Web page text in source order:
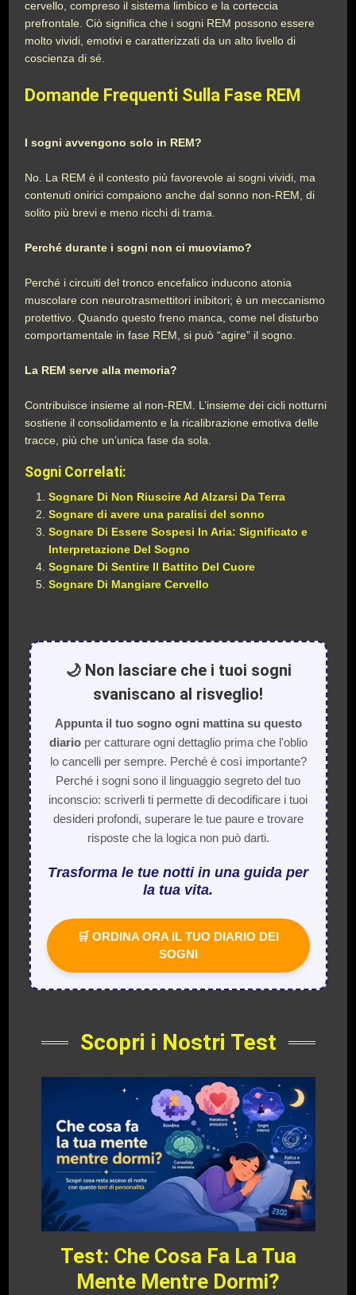
cervello, compreso il sistema limbico e la corteccia
prefrontale. Ciò significa che i sogni REM possono essere
molto vividi, emotivi e caratterizzati da un alto livello di
coscienza di sé.
Domande Frequenti Sulla Fase REM
I sogni avvengono solo in REM?
No. La REM è il contesto più favorevole ai sogni vividi, ma
contenuti onirici compaiono anche dal sonno non-REM, di
solito più brevi e meno ricchi di trama.
Perché durante i sogni non ci muoviamo?
Perché i circuiti del tronco encefalico inducono atonia
muscolare con neurotrasmettitori inibitori; è un meccanismo
protettivo. Quando questo freno manca, come nel disturbo
comportamentale in fase REM, si può “agire” il sogno.
La REM serve alla memoria?
Contribuisce insieme al non-REM. L’insieme dei cicli notturni
sostiene il consolidamento e la ricalibrazione emotiva delle
tracce, più che un’unica fase da sola.
Sogni Correlati:
Sognare Di Non Riuscire Ad Alzarsi Da Terra
Sognare di avere una paralisi del sonno
Sognare Di Essere Sospesi In Aria: Significato e
Interpretazione Del Sogno
Sognare Di Sentire Il Battito Del Cuore
Sognare Di Mangiare Cervello
🌙 Non lasciare che i tuoi sogni
svaniscano al risveglio!
Appunta il tuo sogno ogni mattina su questo
diarioper catturare ogni dettaglio prima che l'oblio
lo cancelli per sempre. Perché è così importante?
Perché i sogni sono il linguaggio segreto del tuo
inconscio: scriverli ti permette di decodificare i tuoi
desideri profondi, superare le tue paure e trovare
risposte che la logica non può darti.
Trasforma le tue notti in una guida per
la tua vita.
🛒 ORDINA ORA IL TUO DIARIO DEI
SOGNI
Scopri i Nostri Test
Test: Che Cosa Fa La Tua
Mente Mentre Dormi?